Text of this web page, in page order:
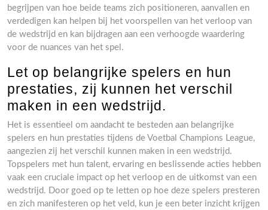
begrijpen van hoe beide teams zich positioneren, aanvallen en
verdedigen kan helpen bij het voorspellen van het verloop van
de wedstrijd en kan bijdragen aan een verhoogde waardering
voor de nuances van het spel.
Let op belangrijke spelers en hun
prestaties, zij kunnen het verschil
maken in een wedstrijd.
Het is essentieel om aandacht te besteden aan belangrijke
spelers en hun prestaties tijdens de Voetbal Champions League,
aangezien zij het verschil kunnen maken in een wedstrijd.
Topspelers met hun talent, ervaring en beslissende acties hebben
vaak een cruciale impact op het verloop en de uitkomst van een
wedstrijd. Door goed op te letten op hoe deze spelers presteren
en zich manifesteren op het veld, kun je een beter inzicht krijgen